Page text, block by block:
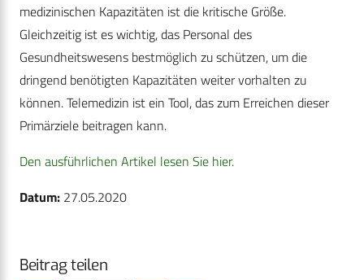
medizinischen Kapazitäten ist die kritische Größe.
Gleichzeitig ist es wichtig, das Personal des
Gesundheitswesens bestmöglich zu schützen, um die
dringend benötigten Kapazitäten weiter vorhalten zu
können. Telemedizin ist ein Tool, das zum Erreichen dieser
Primärziele beitragen kann.
Den ausführlichen Artikel lesen Sie hier.
Datum: 27.05.2020
Beitrag teilen